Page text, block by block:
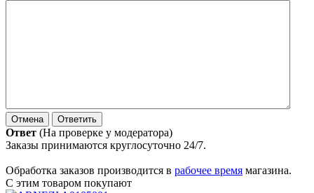
Ответ (На проверке у модератора)
Заказы принимаются круглосуточно 24/7.
Обработка заказов производится в рабочее время магазина.
С этим товаром покупают